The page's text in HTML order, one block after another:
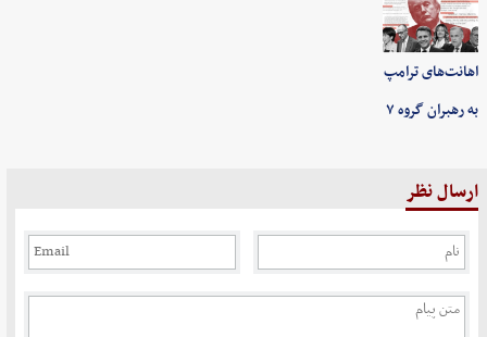
اهانت‌های ترامپ
به رهبران گروه ۷
ارسال نظر